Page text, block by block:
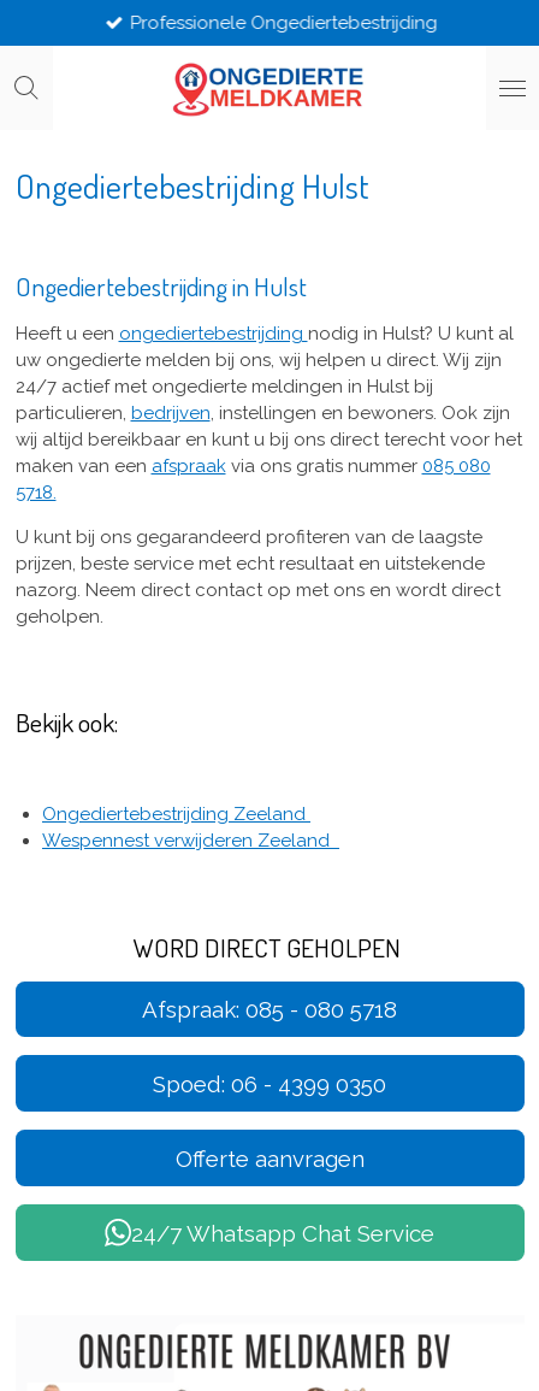
direct
naar
Professionele Ongediertebestrijding
Ongediertebestrijding Hulst
Ongediertebestrijding in Hulst
Heeft u een ongediertebestrijding nodig in Hulst? U kunt al
uw ongedierte melden bij ons, wij helpen u direct. Wij zijn
24/7 actief met ongedierte meldingen in Hulst bij
particulieren, bedrijven, instellingen en bewoners. Ook zijn
wij altijd bereikbaar en kunt u bij ons direct terecht voor het
maken van een afspraakvia ons gratis nummer 085 080
5718.
U kunt bij ons gegarandeerd profiteren van de laagste
prijzen, beste service met echt resultaat en uitstekende
nazorg. Neem direct contact op met ons en wordt direct
geholpen.
Bekijk ook:
Ongediertebestrijding Zeeland
Wespennest verwijderen Zeeland
WORD DIRECT GEHOLPEN
Afspraak: 085 - 080 5718
Spoed: 06 - 4399 0350
Offerte aanvragen
24/7 Whatsapp Chat Service